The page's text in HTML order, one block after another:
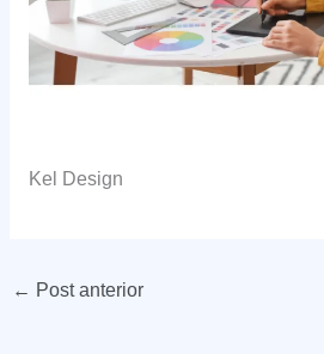
Kel Design
← Post anterior